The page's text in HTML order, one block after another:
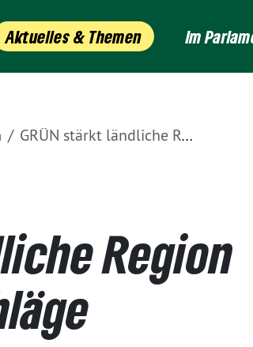
Aktuelles & Themen Im
GRÜN stärkt ländliche Region - CDU-Sparvorschläge kontraproduktiv
Region